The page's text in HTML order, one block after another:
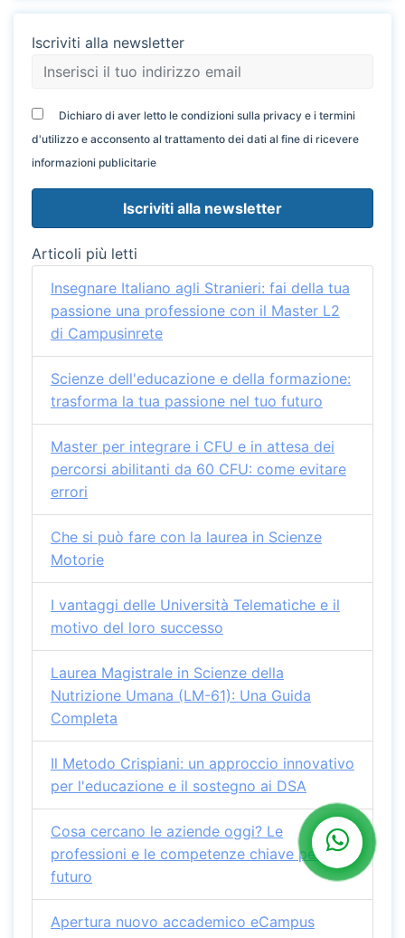
Iscriviti alla newsletter
Dichiaro di aver letto le condizioni sulla privacy e i termini
d'utilizzo e acconsento al trattamento dei dati al fine di ricevere
informazioni publicitarie
Articoli più letti
Insegnare Italiano agli Stranieri: fai della tua
passione una professione con il Master L2
di Campusinrete
Scienze dell'educazione e della formazione:
trasforma la tua passione nel tuo futuro
Master per integrare i CFU e in attesa dei
percorsi abilitanti da 60 CFU: come evitare
errori
Che si può fare con la laurea in Scienze
Motorie
I vantaggi delle Università Telematiche e il
motivo del loro successo
Laurea Magistrale in Scienze della
Nutrizione Umana (LM-61): Una Guida
Completa
Il Metodo Crispiani: un approccio innovativo
per l'educazione e il sostegno ai DSA
Cosa cercano le aziende oggi? Le
professioni e le competenze chiave per il
futuro
Apertura nuovo accademico eCampus